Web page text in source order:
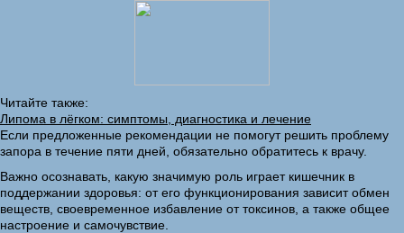
Читайте также:
Липома в лёгком: симптомы, диагностика и лечение
Если предложенные рекомендации не помогут решить проблему
запора в течение пяти дней, обязательно обратитесь к врачу.
Важно осознавать, какую значимую роль играет кишечник в
поддержании здоровья: от его функционирования зависит обмен
веществ, своевременное избавление от токсинов, а также общее
настроение и самочувствие.